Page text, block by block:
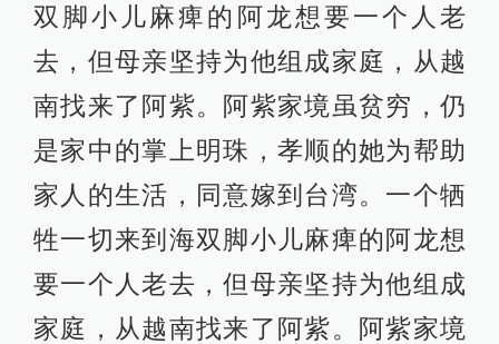
双脚小儿麻痺的阿龙想要一个人老
去，但母亲坚持为他组成家庭，从越
南找来了阿紫。阿紫家境虽贫穷，仍
是家中的掌上明珠，孝顺的她为帮助
家人的生活，同意嫁到台湾。一个牺
牲一切来到海双脚小儿麻痺的阿龙想
要一个人老去，但母亲坚持为他组成
家庭，从越南找来了阿紫。阿紫家境